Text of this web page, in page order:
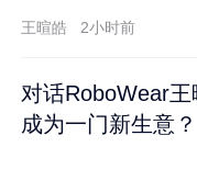
王暄皓 2小时前
对话RoboWear王
成为一门新生意？